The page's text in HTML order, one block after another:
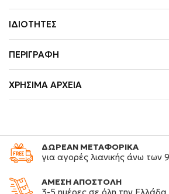
ΙΔΙΌΤΗΤΕΣ
ΠΕΡΙΓΡΑΦΉ
ΧΡΉΣΙΜΑ ΑΡΧΕΊΑ
ΔΩΡΕΑΝ ΜΕΤΑΦΟΡΙΚΑ
για αγορές λιανικής άνω των
ΑΜΕΣΗ ΑΠΟΣΤΟΛΗ